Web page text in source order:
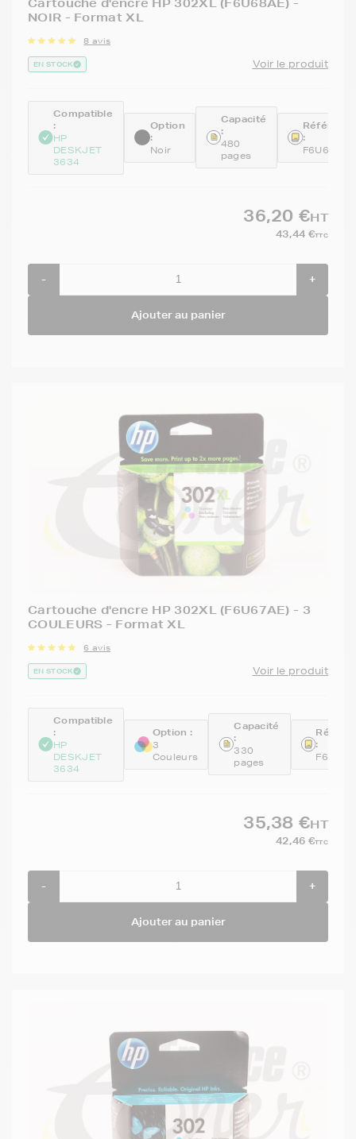
Cartouche d'encre HP 302XL (F6U68AE) -
NOIR - Format XL
8 avis
EN STOCK Voir le produit
Compatible
:
HP
DESKJET
3634
Option
:
Noir
Capacité
:
480
pages
:
F6U68AE
36,20 €HT
43,44 €TTC
- +
Ajouter au panier
Cartouche d'encre HP 302XL (F6U67AE) - 3
COULEURS - Format XL
6 avis
EN STOCK Voir le produit
Compatible
:
HP
DESKJET
3634
Option :
3
Couleurs
Capacité
:
330
pages
:
35,38 €HT
42,46 €TTC
- +
Ajouter au panier